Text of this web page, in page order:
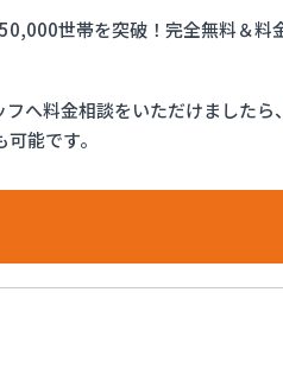
世帯を突破！完全無料＆
へ料金相談をいただけました
能です。